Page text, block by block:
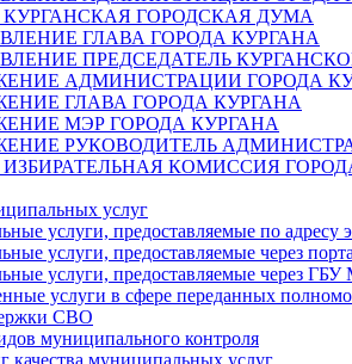
ГОРОДСКАЯ ДУМА
ГЛАВА ГОРОДА КУРГАНА
ПРЕДСЕДАТЕЛЬ
АДМИНИСТРАЦИИ ГОРОДА
ГЛАВА ГОРОДА КУРГАНА
МЭР ГОРОДА КУРГАНА
РУКОВОДИТЕЛЬ
КОМИССИЯ
услуг
услуги, предоставляемые по адресу
услуги, предоставляемые через
услуги, предоставляемые через
услуги в сфере переданных
СВО
муниципального контроля
качества муниципальных услуг